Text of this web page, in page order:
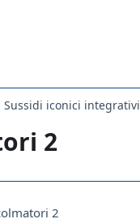
Sussidi iconici integrativi
2
2